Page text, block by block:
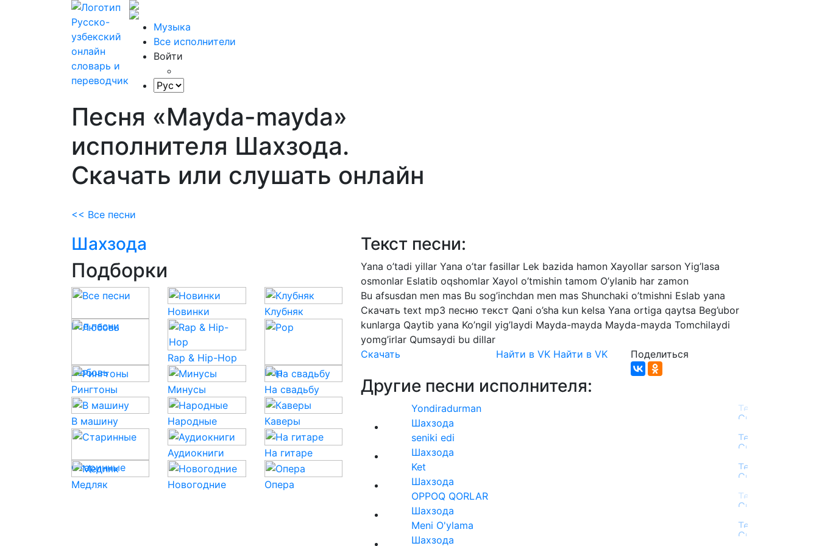
Музыка
Все исполнители
Войти
Песня «Mayda-mayda»
исполнителя Шахзода.
Скачать или слушать онлайн
<< Все песни
Текст песни:
Yana o’tadi yillar Yana o’tar fasillar Lek bazida hamon Xayollar sarson Yig’lasa
osmonlar Eslatib oqshomlar Xayol o’tmishin tamom O’ylanib har zamon
Bu afsusdan men mas Bu sog’inchdan men mas Shunchaki o’tmishni Eslab yana
Скачать text mp3 песню текст Qani o’sha kun kelsa Yana ortiga qaytsa Beg’ubor
kunlarga Qaytib yana Ko’ngil yig’laydi Mayda-mayda Mayda-mayda Tomchilaydi
yomg’irlar Qumsaydi bu dillar
Скачать
Найти в VK Найти в VK Поделиться
Другие песни исполнителя:
Yondiradurman
Шахзода
seniki edi
Шахзода
Ket
Шахзода
OPPOQ QORLAR
Шахзода
Meni O'ylama
Шахзода
Шахзода
Подборки
Все песни
Новинки Клубняк
Любовь
Rap & Hip-Hop
Pop
Рингтоны
Минусы На свадьбу
В машину Народные Каверы
Старинные
Аудиокниги На гитаре
Медляк Новогодние Опера